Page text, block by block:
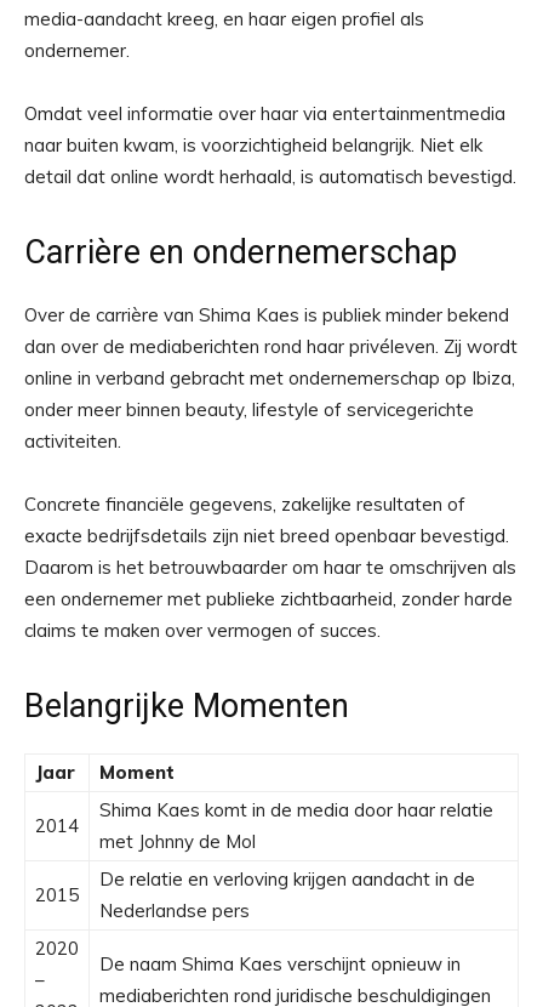
media-aandacht kreeg, en haar eigen profiel als
ondernemer.
Omdat veel informatie over haar via entertainmentmedia
naar buiten kwam, is voorzichtigheid belangrijk. Niet elk
detail dat online wordt herhaald, is automatisch bevestigd.
Carrière en ondernemerschap
Over de carrière van Shima Kaes is publiek minder bekend
dan over de mediaberichten rond haar privéleven. Zij wordt
online in verband gebracht met ondernemerschap op Ibiza,
onder meer binnen beauty, lifestyle of servicegerichte
activiteiten.
Concrete financiële gegevens, zakelijke resultaten of
exacte bedrijfsdetails zijn niet breed openbaar bevestigd.
Daarom is het betrouwbaarder om haar te omschrijven als
een ondernemer met publieke zichtbaarheid, zonder harde
claims te maken over vermogen of succes.
Belangrijke Momenten
Jaar Moment
2014
Shima Kaes komt in de media door haar relatie
met Johnny de Mol
2015
De relatie en verloving krijgen aandacht in de
Nederlandse pers
2020
–
De naam Shima Kaes verschijnt opnieuw in
mediaberichten rond juridische beschuldigingen